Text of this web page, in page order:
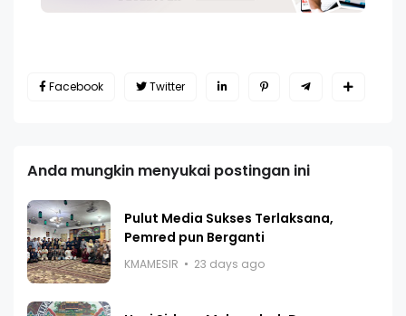
Facebook Twitter
Anda mungkin menyukai postingan ini
Pulut Media Sukses Terlaksana,
Pemred pun Berganti
KMAMESIR 23 days ago